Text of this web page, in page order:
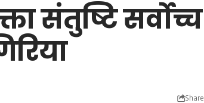
संतुष्टि सर्वोच्च
Share